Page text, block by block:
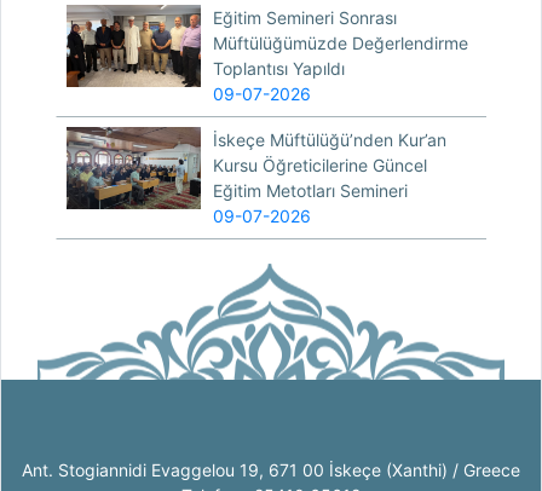
Eğitim Semineri Sonrası
Müftülüğümüzde Değerlendirme
Toplantısı Yapıldı
09-07-2026
İskeçe Müftülüğü’nden Kur’an
Kursu Öğreticilerine Güncel
Eğitim Metotları Semineri
09-07-2026
Ant. Stogiannidi Evaggelou 19, 671 00 İskeçe (Xanthi) / Greece